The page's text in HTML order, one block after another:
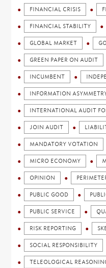
FINANCIAL CRISIS
FINANCIAL STABILITY
GLOBAL MARKET
GREEN PAPER ON AUDIT
INCUMBENT
INFORMATION
INTERNATIONAL AUDIT
JOIN AUDIT
MANDATORY VOTATION
MICRO ECONOMY
OPINION
PUBLIC GOOD
PUBLIC SERVICE
RISK REPORTING
SOCIAL RESPONSIBILITY
TELEOLOGICAL